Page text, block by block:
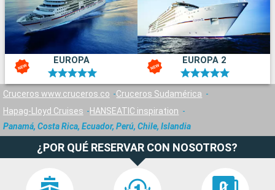
EUROPA EUROPA 2
Cruceros www.cruceros.co
Cruceros Sudamérica
Hapag-Lloyd Cruises
HANSEATIC inspiration
Panamá, Costa Rica, Ecuador, Perú, Chile, Islandia
¿POR QUÉ RESERVAR CON NOSOTROS?